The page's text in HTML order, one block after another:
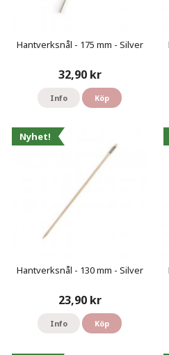
Hantverksnål - 175 mm - Silver
32,90 kr
Info Köp
Nyhet!
Hantverksnål - 130 mm - Silver
23,90 kr
Info Köp